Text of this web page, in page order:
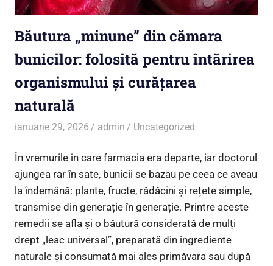
Băutura „minune” din cămara
bunicilor: folosită pentru întărirea
organismului și curățarea
naturală
ianuarie 29, 2026 admin Uncategorized
În vremurile în care farmacia era departe, iar doctorul
ajungea rar în sate, bunicii se bazau pe ceea ce aveau
la îndemână: plante, fructe, rădăcini și rețete simple,
transmise din generație în generație. Printre aceste
remedii se afla și o băutură considerată de mulți
drept „leac universal”, preparată din ingrediente
naturale și consumată mai ales primăvara sau după